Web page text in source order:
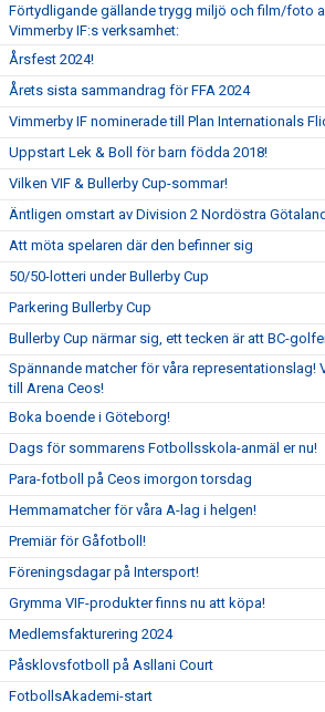
Förtydligande gällande trygg miljö och film/foto
Vimmerby IF:s verksamhet:
Årsfest 2024!
Årets sista sammandrag för FFA 2024
Vimmerby IF nominerade till Plan Internationals
Uppstart Lek & Boll för barn födda 2018!
Vilken VIF & Bullerby Cup-sommar!
Äntligen omstart av Division 2 Nordöstra
Att möta spelaren där den befinner sig
50/50-lotteri under Bullerby Cup
Parkering Bullerby Cup
Bullerby Cup närmar sig, ett tecken är att BC-
Spännande matcher för våra representationslag!
till Arena Ceos!
Boka boende i Göteborg!
Dags för sommarens Fotbollsskola-anmäl er nu!
Para-fotboll på Ceos imorgon torsdag
Hemmamatcher för våra A-lag i helgen!
Premiär för Gåfotboll!
Föreningsdagar på Intersport!
Grymma VIF-produkter finns nu att köpa!
Medlemsfakturering 2024
Påsklovsfotboll på Asllani Court
FotbollsAkademi-start